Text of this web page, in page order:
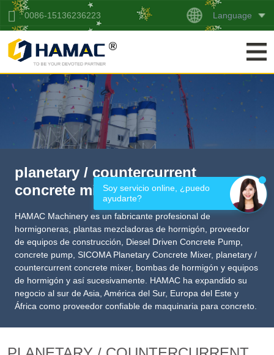
0086-15136236223 Language
planetary / countercurrent
concrete mixer
HAMAC Machinery es un fabricante profesional de
hormigoneras, plantas mezcladoras de hormigón, proveedor
de equipos de construcción
Diesel Driven Concrete Pump,
concrete pump, SICOMA Planetary Concrete Mixer, planetary /
countercurrent concrete mixer, bombas de hormigón y equipos
de hormigón y así sucesivamente. HAMAC ha expandido su
negocio al sur de Asia, América del Sur, Europa del Este y
África como proveedor confiable de maquinaria para concreto.
Soy servicio online, ¿puedo
ayudarte?